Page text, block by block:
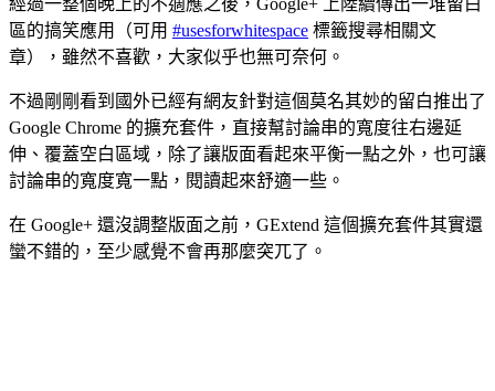
區的搞笑應用（可用 #usesforwhitespace 標籤搜尋相關文
章），雖然不喜歡，大家似乎也無可奈何。
不過剛剛看到國外已經有網友針對這個莫名其妙的留白推出了
Google Chrome 的擴充套件，直接幫討論串的寬度往右邊延
伸、覆蓋空白區域，除了讓版面看起來平衡一點之外，也可讓
討論串的寬度寬一點，閱讀起來舒適一些。
在 Google+ 還沒調整版面之前，GExtend 這個擴充套件其實還
蠻不錯的，至少感覺不會再那麼突兀了。